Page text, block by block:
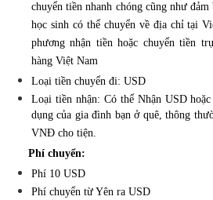
chuyển tiền nhanh chóng cũng như
học sinh có thể chuyển về địa chỉ tại
phương nhận tiền hoặc chuyển tiền
hàng Việt Nam
Loại tiền chuyển đi: USD
Loại tiền nhận: Có thể Nhận USD
dụng của gia đình bạn ở quê, thông
VNĐ cho tiện.
Phí chuyển:
Phí 10 USD
Phí chuyển từ Yên ra USD